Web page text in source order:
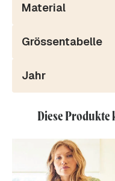
Material
Grössentabelle
Jahr
Diese Produkte